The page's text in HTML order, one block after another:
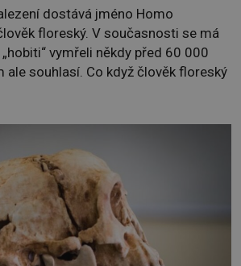
dostává jméno Homo
floreský. V současnosti se má
vymřeli někdy před 60 000
ale souhlasí. Co když člověk floreský